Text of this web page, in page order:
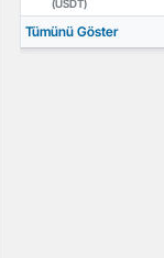
(USDT)
Tümünü Göster